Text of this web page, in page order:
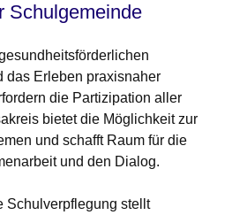
Schulgemeinde
das Erleben praxisnaher
die Partizipation aller
bietet die Möglichkeit zur
und schafft Raum für die
und den Dialog.
Schulverpflegung stellt